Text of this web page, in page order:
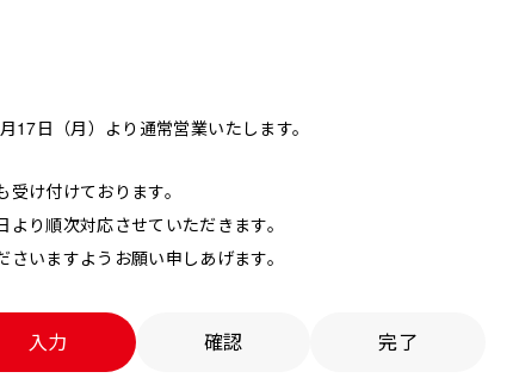
日（月）より通常営業いたします。
け付けております。
り順次対応させていただきます。
いますようお願い申しあげます。
入力 確認 完了